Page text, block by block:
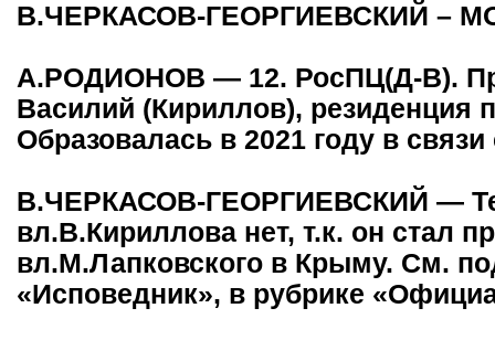
В.ЧЕРКАСОВ-ГЕОРГИЕВСКИЙ –
А.РОДИОНОВ — 12. РосПЦ(Д-В).
Василий (Кириллов), резиденция
Образовалась в 2021 году в
В.ЧЕРКАСОВ-ГЕОРГИЕВСКИЙ —
вл.В.Кириллова нет, т.к. он стал
вл.М.Лапковского в Крыму. См.
«Исповедник», в рубрике